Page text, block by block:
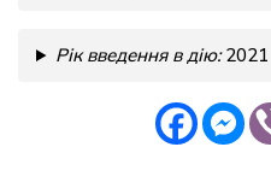
Рік введення в дію:2021